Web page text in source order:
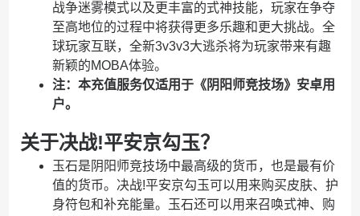
战争迷雾模式以及更丰富的式神技能，玩家在争夺
至高地位的过程中将获得更多乐趣和更大挑战。全
球玩家互联，全新3v3v3大逃杀将为玩家带来有趣
新颖的MOBA体验。
注：本充值服务仅适用于《阴阳师竞技场》安卓用
户。
关于决战!平安京勾玉？
玉石是阴阳师竞技场中最高级的货币，也是最有价
值的货币。决战!平安京勾玉可以用来购买皮肤、护
身符包和补充能量。玉石还可以用来召唤式神、购